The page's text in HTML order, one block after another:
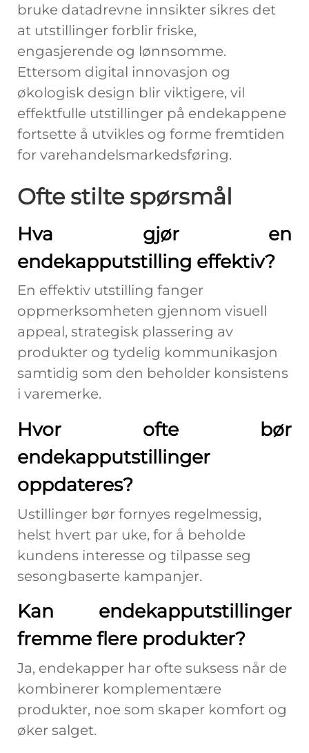
bruke datadrevne innsikter sikres det
at utstillinger forblir friske,
engasjerende og lønnsomme.
Ettersom digital innovasjon og
økologisk design blir viktigere, vil
effektfulle utstillinger på endekappene
fortsette å utvikles og forme fremtiden
for varehandelsmarkedsføring.
Ofte stilte spørsmål
Hva gjør en
endekapputstilling effektiv?
En effektiv utstilling fanger
oppmerksomheten gjennom visuell
appeal, strategisk plassering av
produkter og tydelig kommunikasjon
samtidig som den beholder konsistens
i varemerke.
Hvor ofte bør
endekapputstillinger
oppdateres?
Ustillinger bør fornyes regelmessig,
helst hvert par uke, for å beholde
kundens interesse og tilpasse seg
sesongbaserte kampanjer.
Kan endekapputstillinger
fremme flere produkter?
Ja, endekapper har ofte suksess når de
kombinerer komplementære
produkter, noe som skaper komfort og
øker salget.